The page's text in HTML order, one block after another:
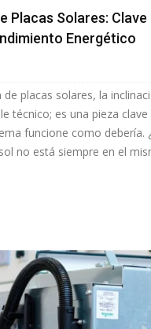
Placas Solares: Clave
Energético
de placas solares, la
técnico; es una pieza clave
funcione como debería.
no está siempre en el